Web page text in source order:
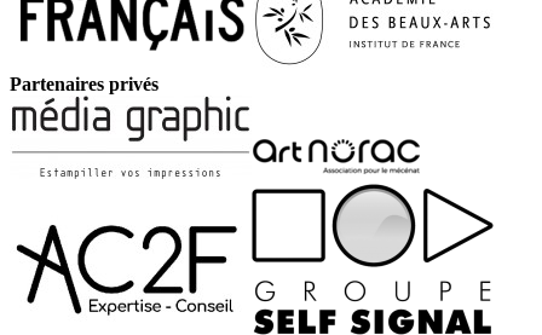
Partenaires privés